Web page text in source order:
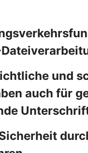
und
auch für